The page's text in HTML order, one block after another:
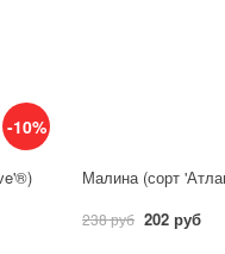
-10%
Малина (сорт
238 руб 202 руб